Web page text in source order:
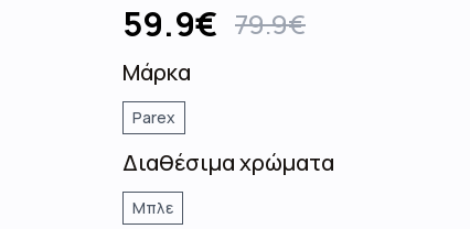
59.9€ 79.9€
Μάρκα
Parex
Διαθέσιμα χρώματα
Μπλε